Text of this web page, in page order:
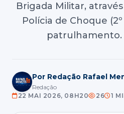
Brigada Militar,
Polícia de Choque
patrulhamento.
Por Redação Rafael
Redação
22 MAI 2026, 08H20
26 1